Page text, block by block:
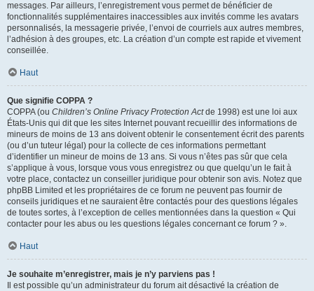
messages. Par ailleurs, l’enregistrement vous permet de bénéficier de
fonctionnalités supplémentaires inaccessibles aux invités comme les avatars
personnalisés, la messagerie privée, l’envoi de courriels aux autres membres,
l’adhésion à des groupes, etc. La création d’un compte est rapide et vivement
conseillée.
Haut
Que signifie COPPA ?
COPPA (ou Children’s Online Privacy Protection Actde 1998) est une loi aux
États-Unis qui dit que les sites Internet pouvant recueillir des informations de
mineurs de moins de 13 ans doivent obtenir le consentement écrit des parents
(ou d’un tuteur légal) pour la collecte de ces informations permettant
d’identifier un mineur de moins de 13 ans. Si vous n’êtes pas sûr que cela
s’applique à vous, lorsque vous vous enregistrez ou que quelqu’un le fait à
votre place, contactez un conseiller juridique pour obtenir son avis. Notez que
phpBB Limited et les propriétaires de ce forum ne peuvent pas fournir de
conseils juridiques et ne sauraient être contactés pour des questions légales
de toutes sortes, à l’exception de celles mentionnées dans la question « Qui
contacter pour les abus ou les questions légales concernant ce forum ? ».
Haut
Je souhaite m’enregistrer, mais je n’y parviens pas !
Il est possible qu’un administrateur du forum ait désactivé la création de